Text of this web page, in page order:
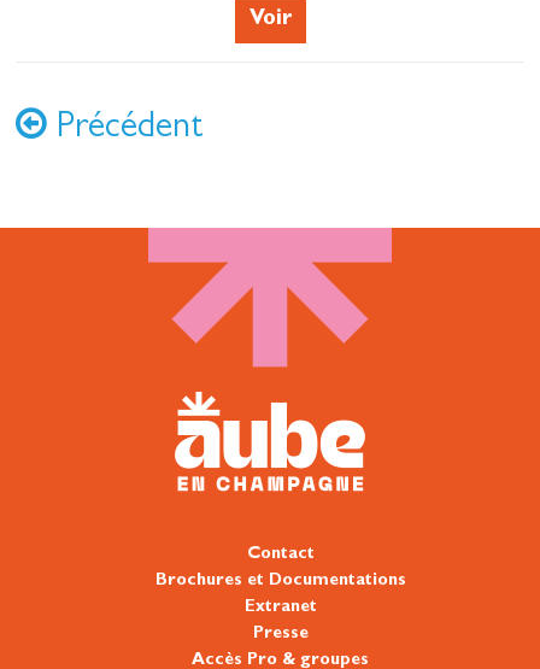
Voir
Précédent
Contact
Brochures et Documentations
Extranet
Presse
Accès Pro & groupes